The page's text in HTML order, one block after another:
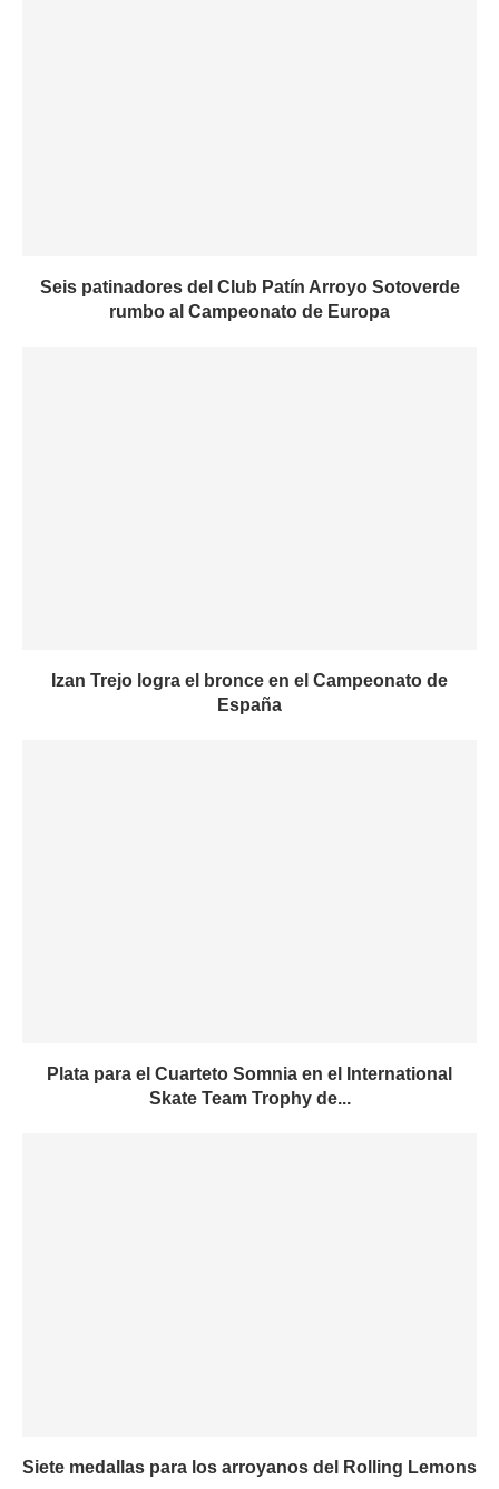
Seis patinadores del Club Patín Arroyo Sotoverde
rumbo al Campeonato de Europa
Izan Trejo logra el bronce en el Campeonato de
España
Plata para el Cuarteto Somnia en el International
Skate Team Trophy de...
Siete medallas para los arroyanos del Rolling Lemons